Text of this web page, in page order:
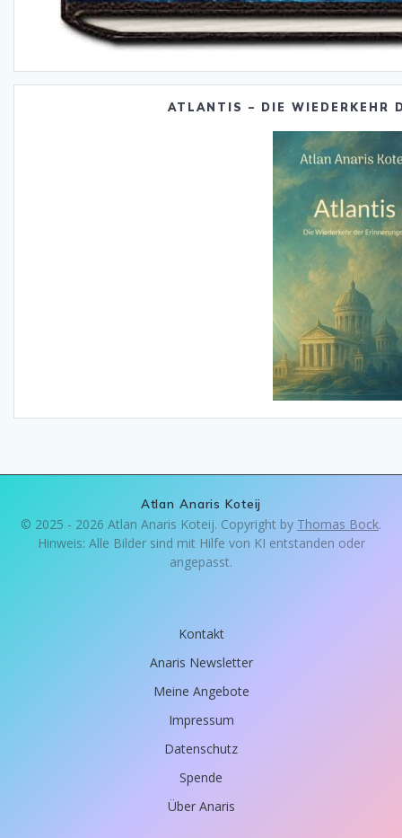
ATLANTIS – DIE WIEDERKEHR
Atlan Anaris Koteij
© 2025 - 2026 Atlan Anaris Koteij. Copyright by Thomas Bock.
Hinweis: Alle Bilder sind mit Hilfe von KI entstanden oder
angepasst.
Kontakt
Anaris Newsletter
Meine Angebote
Impressum
Datenschutz
Spende
Über Anaris